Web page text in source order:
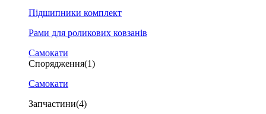
Підшипники комплект
Рами для роликових ковзанів
Самокати
Спорядження(1)
Самокати
Запчастини(4)